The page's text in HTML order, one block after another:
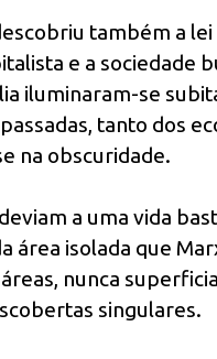
também a
e a sociedade
iluminaram-se
tanto dos
na obscuridade.
a uma vida
área isolada que
nunca
singulares.